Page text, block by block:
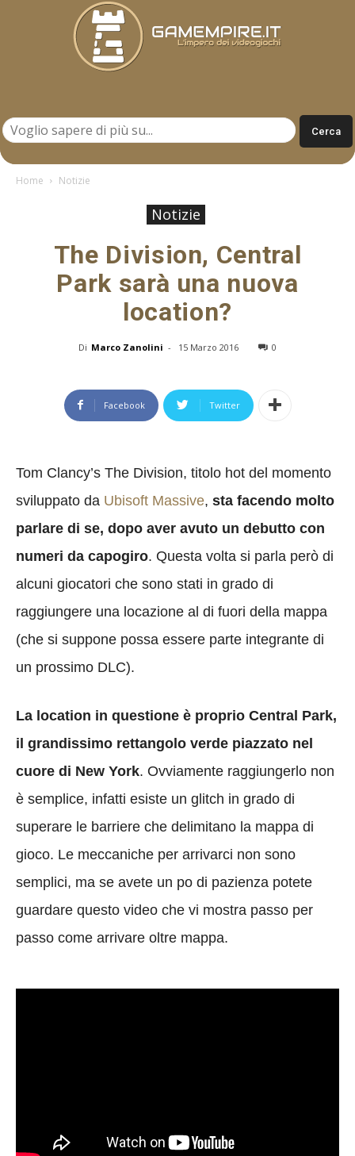
Home Notizie
Notizie
The Division, Central
Park sarà una nuova
location?
Di Marco Zanolini - 15 Marzo 2016 0
Facebook Twitter
Tom Clancy’s The Division, titolo hot del momento
sviluppato da Ubisoft Massive, sta facendo molto
parlare di se, dopo aver avuto un debutto con
numeri da capogiro. Questa volta si parla però di
alcuni giocatori che sono stati in grado di
raggiungere una locazione al di fuori della mappa
(che si suppone possa essere parte integrante di
un prossimo DLC).
La location in questione è proprio Central Park,
il grandissimo rettangolo verde piazzato nel
cuore di New York. Ovviamente raggiungerlo non
è semplice, infatti esiste un glitch in grado di
superare le barriere che delimitano la mappa di
gioco. Le meccaniche per arrivarci non sono
semplici, ma se avete un po di pazienza potete
guardare questo video che vi mostra passo per
passo come arrivare oltre mappa.